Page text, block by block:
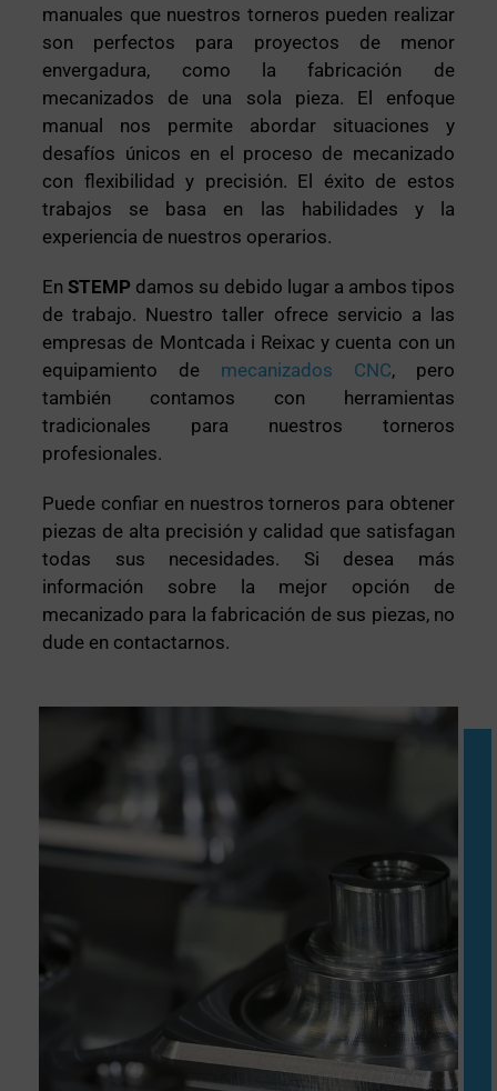
manuales que nuestros torneros pueden realizar
son perfectos para proyectos de menor
envergadura, como la fabricación de
mecanizados de una sola pieza. El enfoque
manual nos permite abordar situaciones y
desafíos únicos en el proceso de mecanizado
con flexibilidad y precisión. El éxito de estos
trabajos se basa en las habilidades y la
experiencia de nuestros operarios.
EnSTEMP damos su debido lugar a ambos tipos
de trabajo. Nuestro taller ofrece servicio a las
empresas de Montcada i Reixac y cuenta con un
equipamiento de mecanizados CNC, pero
también contamos con herramientas
tradicionales para nuestros torneros
profesionales.
Puede confiar en nuestros torneros para obtener
piezas de alta precisión y calidad que satisfagan
todas sus necesidades. Si desea más
información sobre la mejor opción de
mecanizado para la fabricación de sus piezas, no
dude en contactarnos.